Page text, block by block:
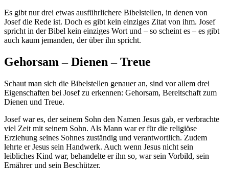
Es gibt nur drei etwas ausführlichere Bibelstellen, in denen von
Josef die Rede ist. Doch es gibt kein einziges Zitat von ihm. Josef
spricht in der Bibel kein einziges Wort und – so scheint es – es gibt
auch kaum jemanden, der über ihn spricht.
Gehorsam – Dienen – Treue
Schaut man sich die Bibelstellen genauer an, sind vor allem drei
Eigenschaften bei Josef zu erkennen: Gehorsam, Bereitschaft zum
Dienen und Treue.
Josef war es, der seinem Sohn den Namen Jesus gab, er verbrachte
viel Zeit mit seinem Sohn. Als Mann war er für die religiöse
Erziehung seines Sohnes zuständig und verantwortlich. Zudem
lehrte er Jesus sein Handwerk. Auch wenn Jesus nicht sein
leibliches Kind war, behandelte er ihn so, war sein Vorbild, sein
Ernährer und sein Beschützer.